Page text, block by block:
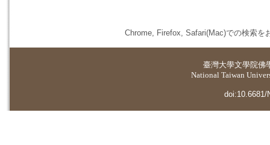
Chrome, Firefox, Safari(Mac)での検索を
臺灣大學文學院佛
National Taiwan
doi:10.6681/